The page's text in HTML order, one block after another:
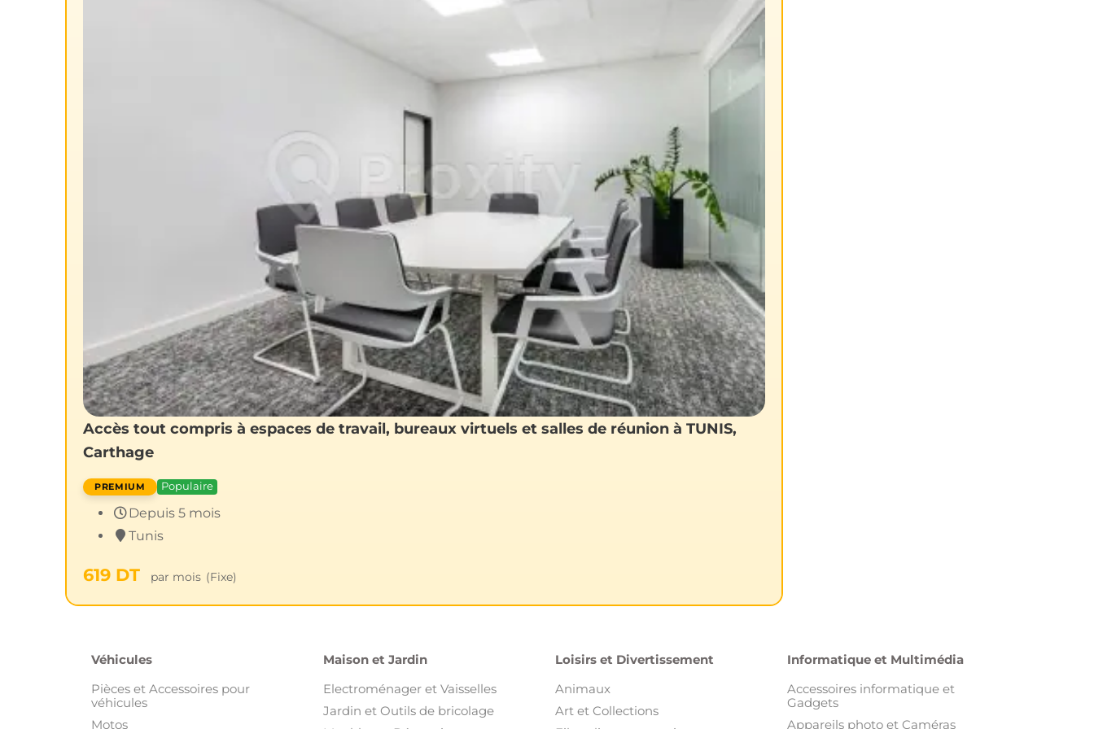
Accès tout compris à espaces de travail, bureaux virtuels et salles de réunion à TUNIS,
Carthage
Populaire
Depuis 5 mois
Tunis
619 DT par mois (Fixe)
Véhicules
Pièces et Accessoires pour
véhicules
Motos
Maison et Jardin
Electroménager et Vaisselles
Jardin et Outils de bricolage
Loisirs et Divertissement
Animaux
Art et Collections
Informatique et Multimédia
Accessoires informatique et
Gadgets
Appareils photo et Caméras